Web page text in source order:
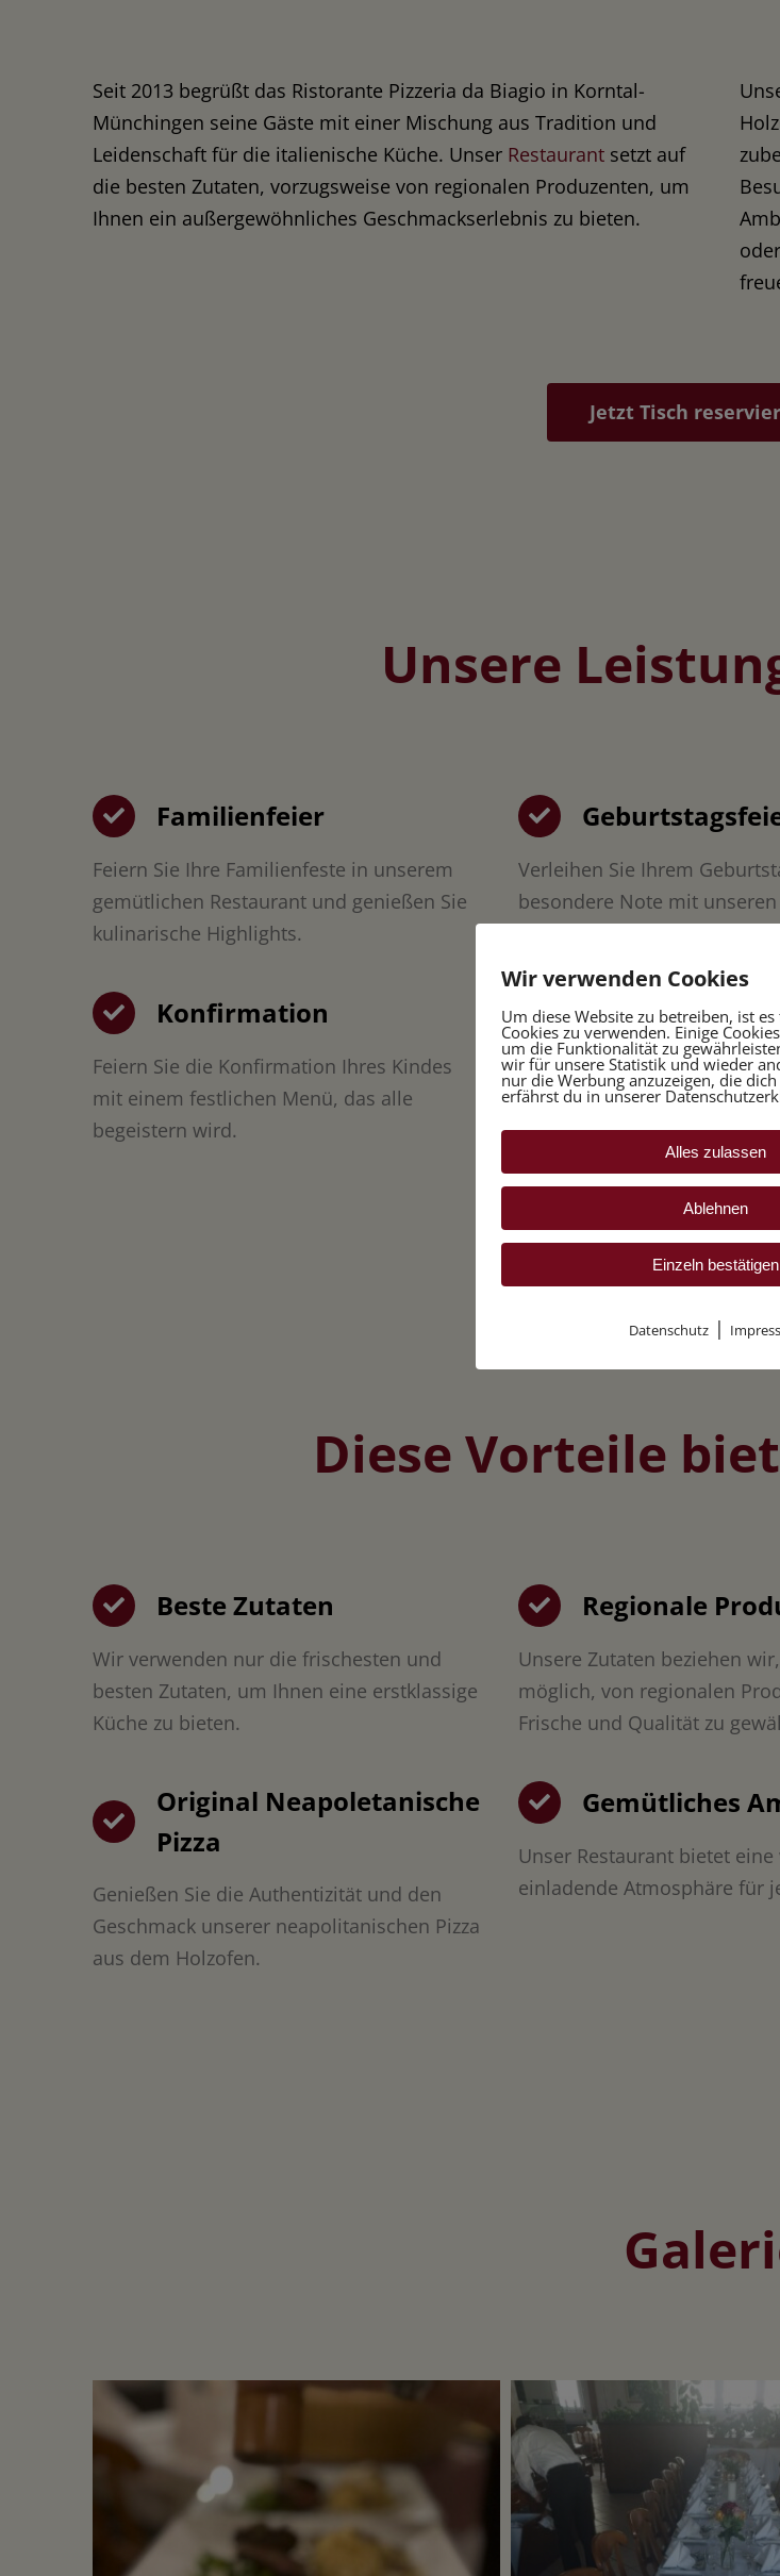
Seit 2013 begrüßt das Ristorante Pizzeria da Biagio in Korntal-
Münchingen seine Gäste mit einer Mischung aus Tradition und
Leidenschaft für die italienische Küche. Unser Restaurantsetzt auf
die besten Zutaten, vorzugsweise von regionalen Produzenten, um
Ihnen ein außergewöhnliches Geschmackserlebnis zu bieten.
Jetzt Tisch
Unsere
Familienfeier
Feiern Sie Ihre Familienfeste in unserem
gemütlichen Restaurant und genießen Sie
kulinarische Highlights.
Verleihen Sie Ihrem
besondere Note mit
Konfirmation
Feiern Sie die Konfirmation Ihres Kindes
mit einem festlichen Menü, das alle
begeistern wird.
Kommunion
Gestalten Sie die
unvergesslich mit unseren
Spezialitäten und herzlicher
Gastfreundschaft.
Diese Vorteile
Beste Zutaten
Wir verwenden nur die frischesten und
besten Zutaten, um Ihnen eine erstklassige
Küche zu bieten.
Regionale
Unsere Zutaten beziehen
möglich, von regionalen
Frische und Qualität zu
Original Neapoletanische
Pizza
Genießen Sie die Authentizität und den
Geschmack unserer neapolitanischen Pizza
aus dem Holzofen.
Gemütliches
Unser Restaurant bietet
einladende Atmosphäre für
Wir verwenden Cookies
Um diese Website zu betreiben, ist
Cookies zu verwenden. Einige
um die Funktionalität zu
wir für unsere Statistik und wieder
nur die Werbung anzuzeigen, die
erfährst du in unserer
Alles zulassen
Ablehnen
Einzeln bestätigen
Datenschutz|